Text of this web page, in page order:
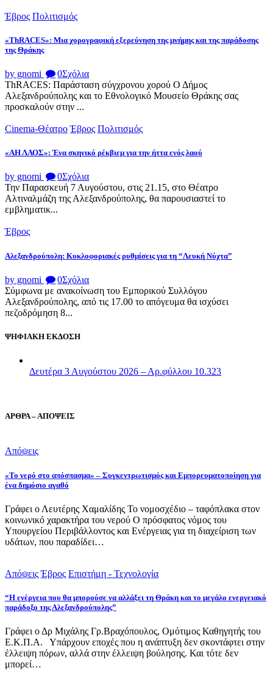
Έβρος Πολιτισμός
«ThRACES»: Μια χορογραφική εξερεύνηση της μνήμης και της παράδοσης
της Θράκης
by gnomi 0Σχόλια
ThRACES: Παράσταση σύγχρονου χορού Ο Δήμος
Αλεξανδρούπολης και το Εθνολογικό Μουσείο Θράκης σας
προσκαλούν στην ...
Cinema-Θέατρο Έβρος Πολιτισμός
«ΑΗ ΛΑΟΣ»: Ένα σκηνικό ρέκβιεμ για την ήττα ενός λαού
by gnomi 0Σχόλια
Την Παρασκευή 7 Αυγούστου, στις 21.15, στο Θέατρο
Αλτιναλμάζη της Αλεξανδρούπολης, θα παρουσιαστεί το
εμβληματικ...
Έβρος
Αλεξανδρούπολη: Κυκλοφοριακές ρυθμίσεις για τη “Λευκή Νύχτα”
by gnomi 0Σχόλια
Σύμφωνα με ανακοίνωση του Εμπορικού Συλλόγου
Αλεξανδρούπολης, από τις 17.00 το απόγευμα θα ισχύσει
πεζοδρόμηση 8...
ΨΗΦΙΑΚΗ ΕΚΔΟΣΗ
Δευτέρα 3 Αυγούστου 2026 – Αρ.φύλλου 10.323
ΑΡΘΡΑ – ΑΠΟΨΕΙΣ
Απόψεις
«Το νερό στο απόσπασμα» – Συγκεντρωτισμός και Εμπορευματοποίηση για
ένα δημόσιο αγαθό
Γράφει ο Λευτέρης Χαμαλίδης Το νομοσχέδιο – ταφόπλακα στον
κοινωνικό χαρακτήρα του νερού Ο πρόσφατος νόμος του
Υπουργείου Περιβάλλοντος και Ενέργειας για τη διαχείριση των
υδάτων, που παραδίδει…
Απόψεις Έβρος Επιστήμη - Τεχνολογία
“Η ενέργεια που θα μπορούσε να αλλάξει τη Θράκη και το μεγάλο ενεργειακό
παράδοξο της Αλεξανδρούπολης”
Γράφει ο Δρ Μιχάλης Γρ.Βραχόπουλος, Ομότιμος Καθηγητής του
Ε.Κ.Π.Α. Υπάρχουν εποχές που η ανάπτυξη δεν σκοντάφτει στην
έλλειψη πόρων, αλλά στην έλλειψη βούλησης. Και τότε δεν
μπορεί…